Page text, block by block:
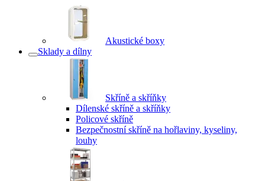
Akustické boxy
Sklady a dílny
Skříně a skříňky
Dílenské skříně a skříňky
Policové skříně
Bezpečnostní skříně na hořlaviny, kyseliny,
louhy